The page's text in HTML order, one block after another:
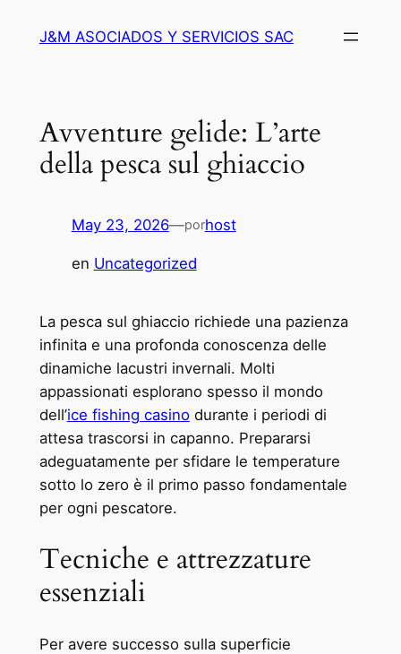
J&M ASOCIADOS Y SERVICIOS SAC
Avventure gelide: L’arte
della pesca sul ghiaccio
May 23, 2026—porhost
en Uncategorized
La pesca sul ghiaccio richiede una pazienza
infinita e una profonda conoscenza delle
dinamiche lacustri invernali. Molti
appassionati esplorano spesso il mondo
dell’ice fishing casinodurante i periodi di
attesa trascorsi in capanno. Prepararsi
adeguatamente per sfidare le temperature
sotto lo zero è il primo passo fondamentale
per ogni pescatore.
Tecniche e attrezzature
essenziali
Per avere successo sulla superficie